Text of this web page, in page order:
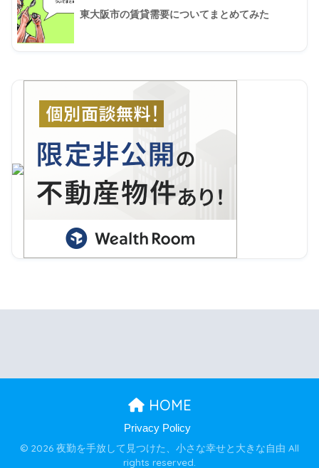
東大阪市の賃貸需要についてまとめてみた
HOME
Privacy Policy
© 2026 夜勤を手放して見つけた、小さな幸せと大きな自由 All
rights reserved.